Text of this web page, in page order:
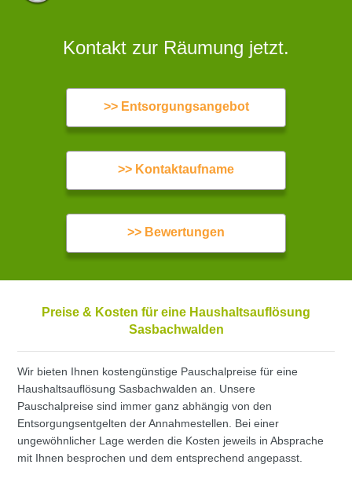
Kontakt zur Räumung jetzt.
>> Entsorgungsangebot
>> Kontaktaufname
>> Bewertungen
Preise & Kosten für eine Haushaltsauflösung
Sasbachwalden
Wir bieten Ihnen kostengünstige Pauschalpreise für eine
Haushaltsauflösung Sasbachwalden an. Unsere
Pauschalpreise sind immer ganz abhängig von den
Entsorgungsentgelten der Annahmestellen. Bei einer
ungewöhnlicher Lage werden die Kosten jeweils in Absprache
mit Ihnen besprochen und dem entsprechend angepasst.